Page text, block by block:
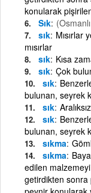
konularak
Sık
sık Mısırlar
mısırlar
sık Kısa
sık Çok
sık
bulunan, seyrek
sık
sık
bulunan, seyrek
sıkma
sıkma
edilen
getirdikten sonra